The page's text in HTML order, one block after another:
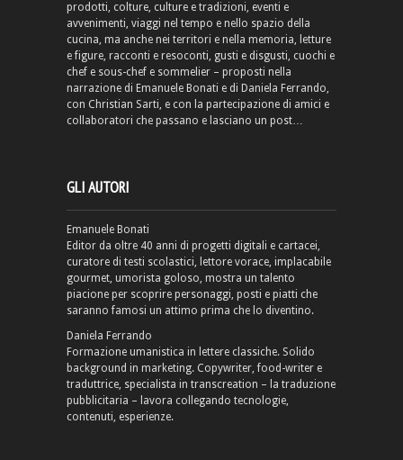
prodotti, colture, culture e tradizioni, eventi e
avvenimenti, viaggi nel tempo e nello spazio della
cucina, ma anche nei territori e nella memoria, letture
e figure, racconti e resoconti, gusti e disgusti, cuochi e
chef e sous-chef e sommelier – proposti nella
narrazione di Emanuele Bonati e di Daniela Ferrando,
con Christian Sarti, e con la partecipazione di amici e
collaboratori che passano e lasciano un post…
GLI AUTORI
Emanuele Bonati
Editor da oltre 40 anni di progetti digitali e cartacei,
curatore di testi scolastici, lettore vorace, implacabile
gourmet, umorista goloso, mostra un talento
piacione per scoprire personaggi, posti e piatti che
saranno famosi un attimo prima che lo diventino.
Daniela Ferrando
Formazione umanistica in lettere classiche. Solido
background in marketing. Copywriter, food-writer e
traduttrice, specialista in transcreation – la traduzione
pubblicitaria – lavora collegando tecnologie,
contenuti, esperienze.